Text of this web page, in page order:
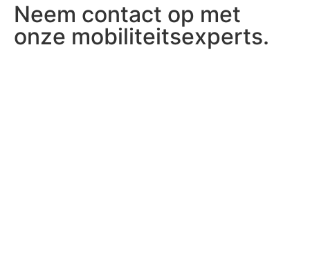
Neem contact op met
onze mobiliteitsexperts.